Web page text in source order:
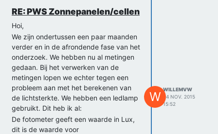
de hand van de openingshoek bepalen
of moeten we daarvoor weer een
andere meting doen?
Groeten,
Willem
RE: PWS Zonnepanelen/cellen
Hoi,
We zijn ondertussen een paar maanden
verder en in de afrondende fase van het
onderzoek. We hebben nu al metingen
gedaan. Bij het verwerken van de
metingen lopen we echter tegen een
probleem aan met het berekenen van
de lichtsterkte. We hebben een ledlamp
gebruikt. Dit heb ik al:
De fotometer geeft een waarde in Lux,
dit is de waarde voor
W WILLEMVW
24 NOV. 2015
15:52